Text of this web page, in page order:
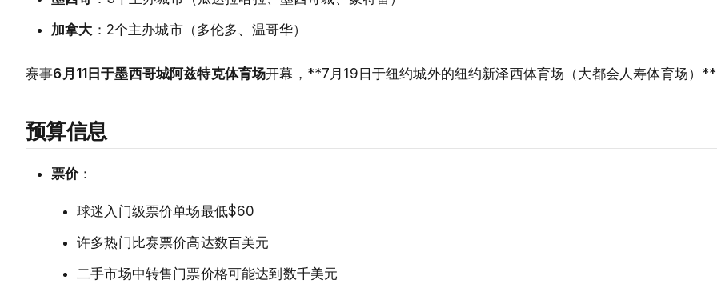
加拿大 ：2个主办城市（多伦多、温哥华）
赛事6月11日于墨西哥城阿兹特克体育场开幕，**7月19日于纽约城外的纽约新泽西体育场（大都会人寿体育场）
预算信息
票价：
球迷入门级票价单场最低$60
许多热门比赛票价高达数百美元
二手市场中转售门票价格可能达到数千美元